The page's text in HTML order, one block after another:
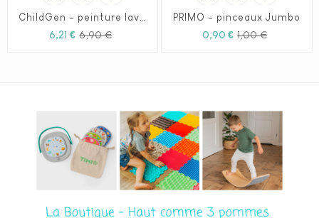
6,21 € 6,90 €
PRIMO - pinceaux Jumbo
0,90 € 1,00 €